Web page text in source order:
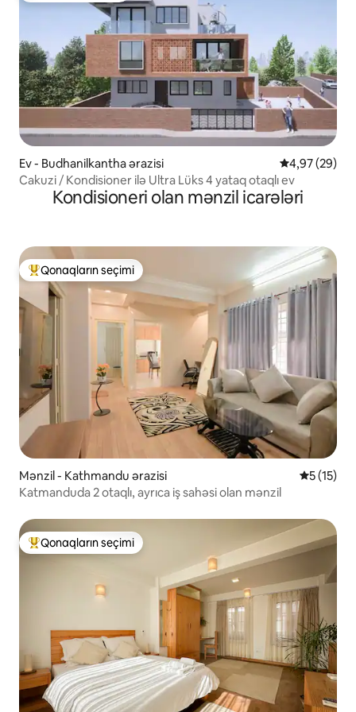
Ev - Budhanilkantha ərazisi Ortalama
4,97 (29)
Cakuzi / Kondisioner ilə Ultra Lüks 4 yataq otaqlı ev
Kondisioneri olan mənzil icarələri
Populyar "Qonaqların seçimi"
Qonaqların seçimi
Mənzil - Kathmandu ərazisi Ortalama
5 (15)
Katmanduda 2 otaqlı, ayrıca iş sahəsi olan mənzil
Populyar "Qonaqların seçimi"
Qonaqların seçimi